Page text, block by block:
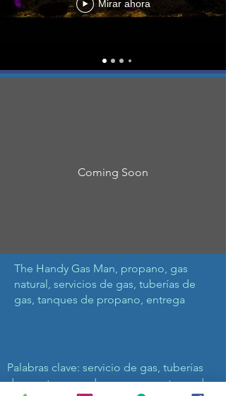
Mirar ahora
Coming Soon
The Handy Gas Man, propano, gas
natural, servicios de gas, tuberías de
gas, tanques de propano, entrega
Palabras clave: servicio de gas, tuberías
de gas, tanques de propano, entrega de